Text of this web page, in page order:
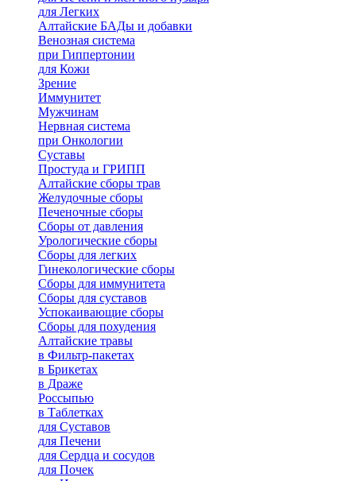
для Легких
Алтайские БАДы и добавки
Венозная система
при Гиппертонии
для Кожи
Зрение
Иммунитет
Мужчинам
Нервная система
при Онкологии
Суставы
Простуда и ГРИПП
Алтайские сборы трав
Желудочные сборы
Печеночные сборы
Сборы от давления
Урологические сборы
Сборы для легких
Гинекологические сборы
Сборы для иммунитета
Сборы для суставов
Успокаивающие сборы
Сборы для похудения
Алтайские травы
в Фильтр-пакетах
в Брикетах
в Драже
Россыпью
в Таблетках
для Cуставов
для Печени
для Сердца и сосудов
для Почек